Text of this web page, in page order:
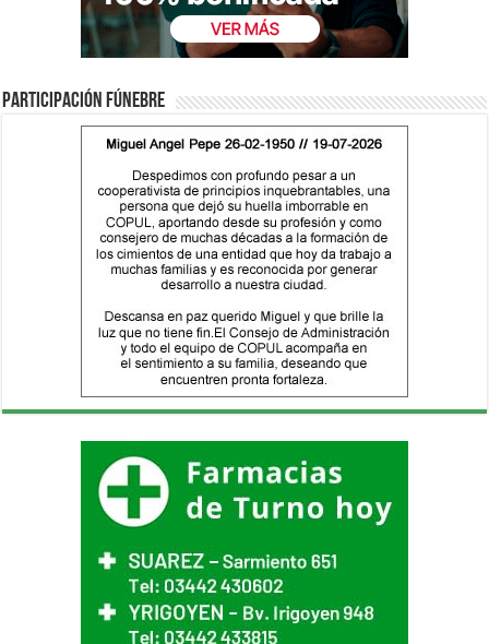
Participación fúnebre